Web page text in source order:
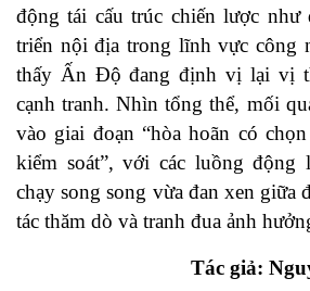
động tái cấu trúc chiến lược như
triển nội địa trong lĩnh vực công
thấy Ấn Độ đang định vị lại vị
cạnh tranh. Nhìn tổng thể, mối
vào giai đoạn “hòa hoãn có
kiểm soát”, với các luồng động
chạy song song vừa đan xen giữa
tác thăm dò và tranh đua ảnh
Tác giả: